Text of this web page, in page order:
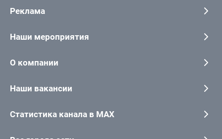
Реклама
Наши мероприятия
О компании
Наши вакансии
Статистика канала в MAX